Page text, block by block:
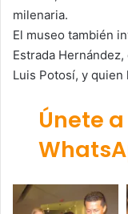
milenaria.
El museo también
Estrada
Luis Potosí, y
Únete